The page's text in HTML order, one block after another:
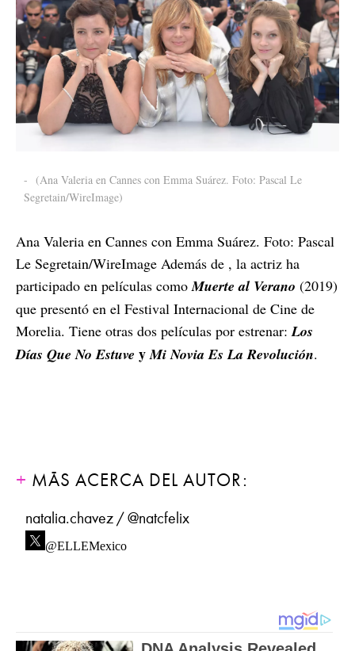
- (Ana Valeria en Cannes con Emma Suárez. Foto: Pascal Le
Segretain/WireImage)
Ana Valeria en Cannes con Emma Suárez. Foto: Pascal
Le Segretain/WireImage Además de , la actriz ha
participado en películas como Muerte al Verano (2019)
que presentó en el Festival Internacional de Cine de
Morelia. Tiene otras dos películas por estrenar: Los
Días Que No Estuve yMi Novia Es La Revolución.
MÁS ACERCA DEL AUTOR:
natalia.chavez / @natcfelix
@ELLEMexico